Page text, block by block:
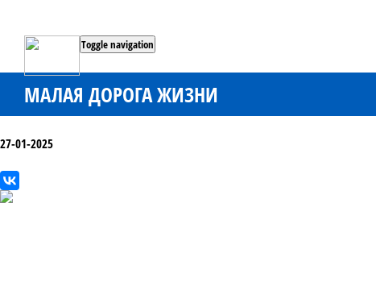
Toggle navigation
МАЛАЯ ДОРОГА ЖИЗНИ
27-01-2025